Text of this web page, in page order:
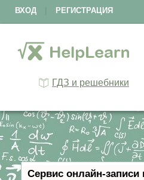
ВХОД РЕГИСТРАЦИЯ
ГДЗ и решебники
Сервис онлайн-записи